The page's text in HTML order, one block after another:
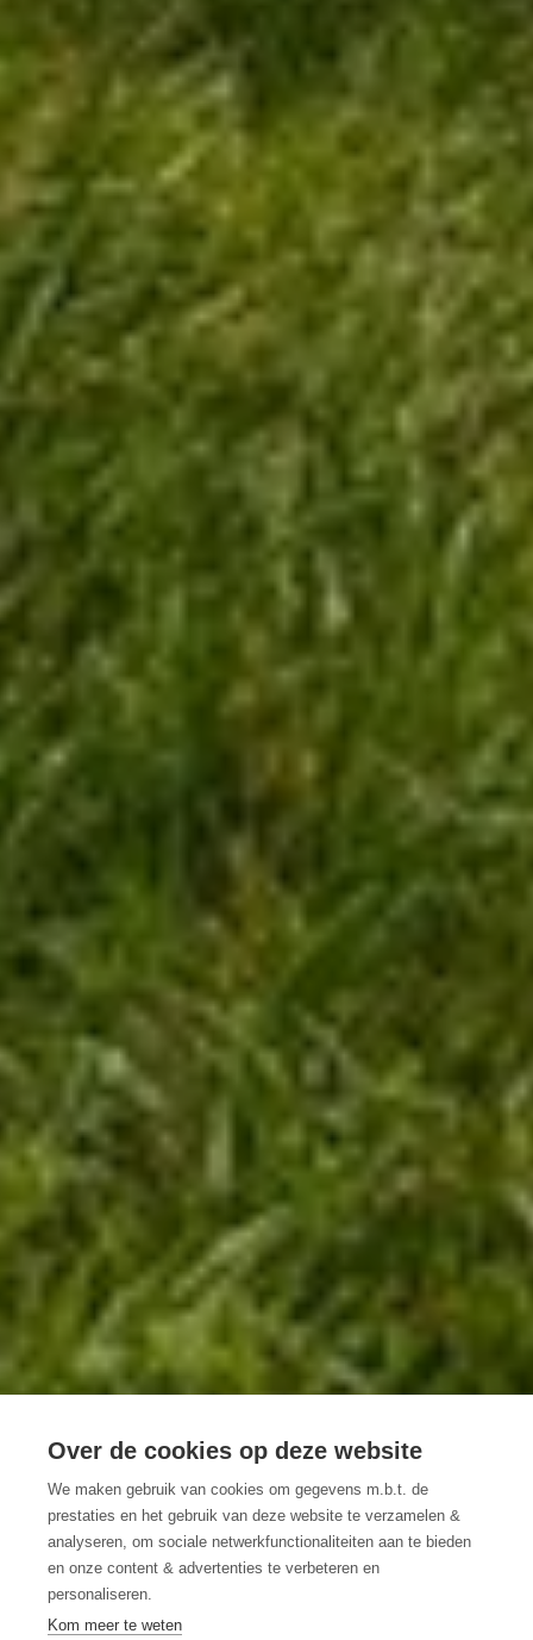
5 LANGE WANDELINGEN
DE MOOISTE DAGTOCHTEN IN OOST-
VLAANDEREN
Over de cookies op deze website
We maken gebruik van cookies om gegevens m.b.t. de
prestaties en het gebruik van deze website te verzamelen &
analyseren, om sociale netwerkfunctionaliteiten aan te bieden
en onze content & advertenties te verbeteren en
personaliseren.
Kom meer te weten